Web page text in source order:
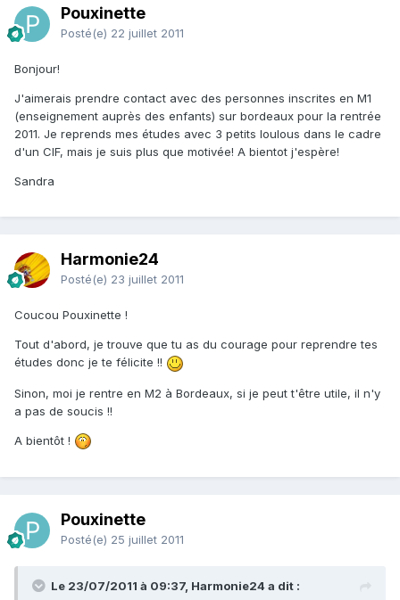
Pouxinette
Posté(e) 22 juillet 2011
Bonjour!
J'aimerais prendre contact avec des personnes inscrites en M1
(enseignement auprès des enfants) sur bordeaux pour la rentrée
2011. Je reprends mes études avec 3 petits loulous dans le cadre
d'un CIF, mais je suis plus que motivée! A bientot j'espère!
Sandra
Harmonie24
Posté(e) 23 juillet 2011
Coucou Pouxinette !
Tout d'abord, je trouve que tu as du courage pour reprendre tes
études donc je te félicite !!
Sinon, moi je rentre en M2 à Bordeaux, si je peut t'être utile, il n'y
a pas de soucis !!
A bientôt !
Pouxinette
Posté(e) 25 juillet 2011
Le 23/07/2011 à 09:37, Harmonie24 a dit :